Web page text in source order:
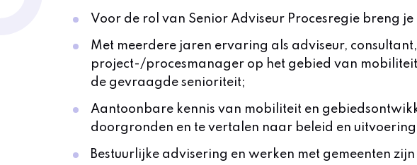
Voor de rol van Senior Adviseur Procesregie breng
Met meerdere jaren ervaring als adviseur,
project-/procesmanager op het gebied van
de gevraagde senioriteit;
Aantoonbare kennis van mobiliteit en
doorgronden en te vertalen naar beleid en
Bestuurlijke advisering en werken met gemeenten